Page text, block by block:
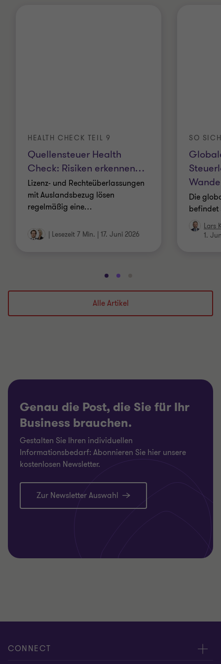
Quellensteuer Health
Check: Risiken erkennen…
HEALTH CHECK TEIL 9
Lizenz- und Rechteüberlassungen
mit Auslandsbezug lösen
regelmäßig eine…
Lesezeit 7 Min. 17. Juni 2026
Die
befindet
Lars
1.
Gehe
zu
Folie
1
Gehe
zu
Folie
2
zu
3
Alle Artikel
Genau die Post, die Sie für Ihr
Business brauchen.
Gestalten Sie Ihren individuellen
Informationsbedarf: Abonnieren Sie hier unsere
kostenlosen Newsletter.
Zur Newsletter Auswahl
CONNECT